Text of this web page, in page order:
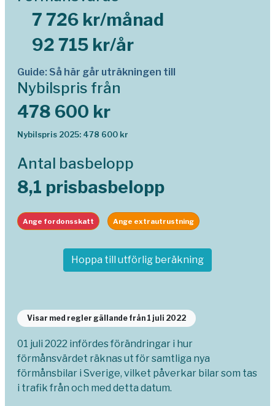
7 726 kr/månad
92 715 kr/år
Guide: Så här går uträkningen till
Nybilspris från
478 600 kr
Nybilspris 2025: 478 600 kr
Antal basbelopp
8,1 prisbasbelopp
Ange fordonsskatt Ange extrautrustning
Hoppa till utförlig beräkning
Visar med regler gällande från 1 juli 2022
01 juli 2022 infördes förändringar i hur
förmånsvärdet räknas ut för samtliga nya
förmånsbilar i Sverige, vilket påverkar bilar som tas
i trafik från och med detta datum.